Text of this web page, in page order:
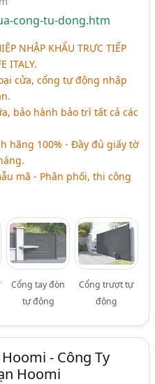
cong-tu-dong.htm
NHẬP KHẨU TRỰC TIẾP
ITALY.
cửa, cổng tự động nhập
bảo hành bảo trì tất cả các
hãng 100% - Đầy đủ giấy tờ
mã - Phân phối, thi công
Cổng tay đòn
tự động
Cổng trượt tự
động
- Công Ty
Hoomi